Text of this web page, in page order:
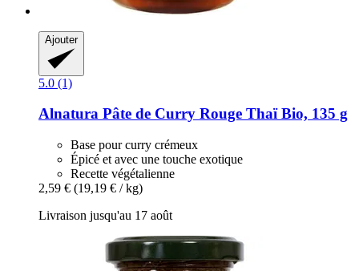
Ajouter
5.0 (1)
Alnatura Pâte de Curry Rouge Thaï Bio, 135 g
Base pour curry crémeux
Épicé et avec une touche exotique
Recette végétalienne
2,59 € (19,19 € / kg)
Livraison jusqu'au 17 août